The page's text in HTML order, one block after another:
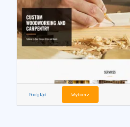
Podgląd Wybierz